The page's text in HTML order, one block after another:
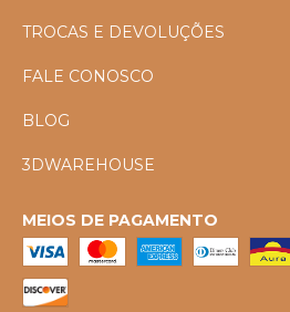
TROCAS E DEVOLUÇÕES
FALE CONOSCO
BLOG
3DWAREHOUSE
MEIOS DE PAGAMENTO